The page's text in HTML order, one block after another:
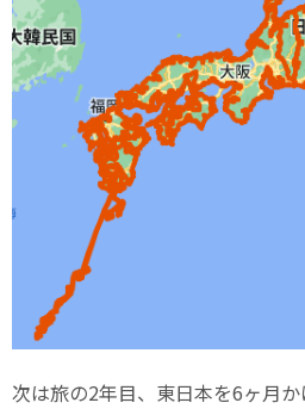
次は旅の2年目、東日本を6ヶ月か